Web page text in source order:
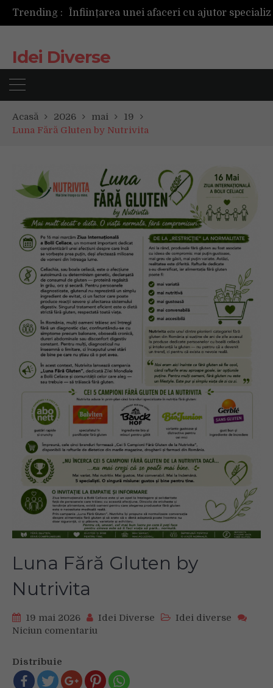
Trending :
Idei Diverse
Acasă 2026 mai
19
Luna Fără Gluten by Nutrivita
Luna Fără Gluten by
Nutrivita
19 mai 2026 Idei Diverse
Idei diverse
Niciun comentariu
Gluten
by
Distribuie